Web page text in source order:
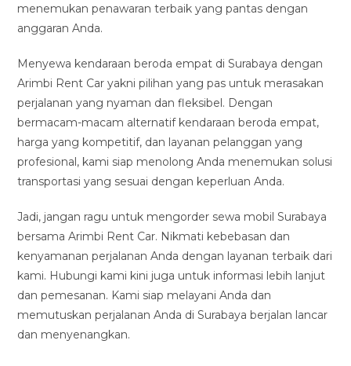
menemukan penawaran terbaik yang pantas dengan
anggaran Anda.
Menyewa kendaraan beroda empat di Surabaya dengan
Arimbi Rent Car yakni pilihan yang pas untuk merasakan
perjalanan yang nyaman dan fleksibel. Dengan
bermacam-macam alternatif kendaraan beroda empat,
harga yang kompetitif, dan layanan pelanggan yang
profesional, kami siap menolong Anda menemukan solusi
transportasi yang sesuai dengan keperluan Anda.
Jadi, jangan ragu untuk mengorder sewa mobil Surabaya
bersama Arimbi Rent Car. Nikmati kebebasan dan
kenyamanan perjalanan Anda dengan layanan terbaik dari
kami. Hubungi kami kini juga untuk informasi lebih lanjut
dan pemesanan. Kami siap melayani Anda dan
memutuskan perjalanan Anda di Surabaya berjalan lancar
dan menyenangkan.